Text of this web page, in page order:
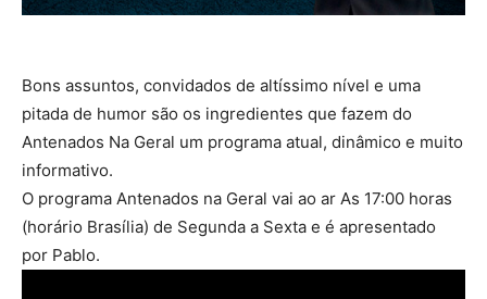
Bons assuntos, convidados de altíssimo nível e uma
pitada de humor são os ingredientes que fazem do
Antenados Na Geral um programa atual, dinâmico e muito
informativo.
O programa Antenados na Geral vai ao ar As 17:00 horas
(horário Brasília) de Segunda a Sexta e é apresentado
por Pablo.